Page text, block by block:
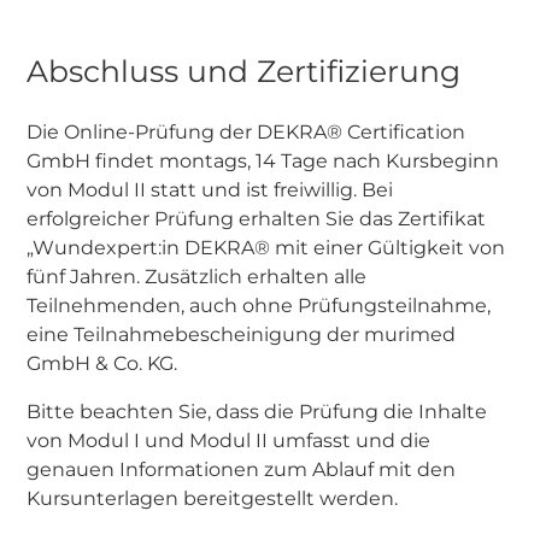
Abschluss und Zertifizierung
Die Online-Prüfung der DEKRA® Certification
GmbH findet montags, 14 Tage nach Kursbeginn
von Modul II statt und ist freiwillig. Bei
erfolgreicher Prüfung erhalten Sie das Zertifikat
„Wundexpert:in DEKRA® mit einer Gültigkeit von
fünf Jahren. Zusätzlich erhalten alle
Teilnehmenden, auch ohne Prüfungsteilnahme,
eine Teilnahmebescheinigung der murimed
GmbH & Co. KG.
Bitte beachten Sie, dass die Prüfung die Inhalte
von Modul I und Modul II umfasst und die
genauen Informationen zum Ablauf mit den
Kursunterlagen bereitgestellt werden.